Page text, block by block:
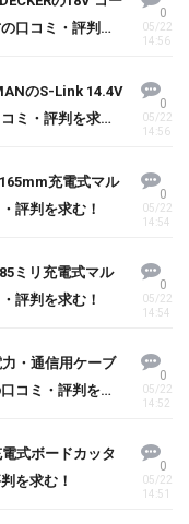
口コミ・評判を
0
05/22
14:56
のS-Link 14.4V
ミ・評判を求
0
05/22
14:56
充電式マル
評判を求む！
0
05/22
14:54
ミリ充電式マル
評判を求む！
0
05/22
14:54
・通信用ケーブ
コミ・評判を求
0
05/22
14:52
式ボードカッタ
を求む！
0
05/22
14:51